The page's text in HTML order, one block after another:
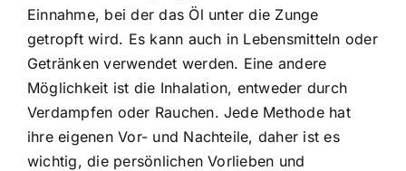
Einnahme, bei der das Öl unter die Zunge
getropft wird. Es kann auch in Lebensmitteln oder
Getränken verwendet werden. Eine andere
Möglichkeit ist die Inhalation, entweder durch
Verdampfen oder Rauchen. Jede Methode hat
ihre eigenen Vor- und Nachteile, daher ist es
wichtig, die persönlichen Vorlieben und